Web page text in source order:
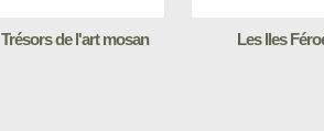
Trésors de l'art mosan Les Iles